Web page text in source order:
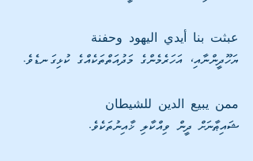
عبثت بنا أيدي اليهود وحفنة
ޔަހޫދީންނާއި، އަހަރެމެންގެ މަދުއަތްތަކެއްގެ ކުޅިގަނޑެވެ.
ممن يبيع الدين للشيطان
ޝައިޠާނަށް ދީން ވިއްކާލި ޚާއިނުތަކެވެ.